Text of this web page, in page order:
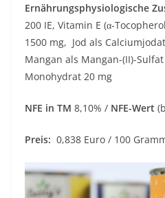
Ernährungsphysiologische
200 IE, Vitamin E (α-
1500 mg, Jod als
Mangan als Mangan-(II)-
Monohydrat 20 mg
NFE in TM 8,10% / NFE-Wert
Preis: 0,838 Euro / 100